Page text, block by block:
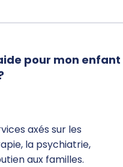
pour mon enfant
axés sur les
la psychiatrie,
aux familles.